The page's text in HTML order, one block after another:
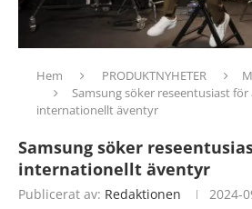
Hem PRODUKTNYHETER
Samsung söker reseentusiast
internationellt äventyr
Samsung söker
internationellt äventyr
Publicerat av: Redaktionen 2024-